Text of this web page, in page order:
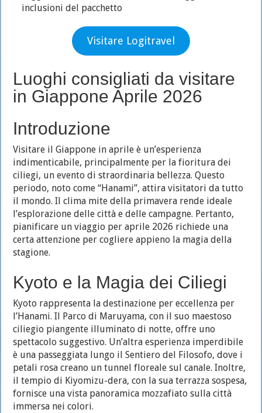
inclusioni del pacchetto
Visitare Logitravel
Luoghi consigliati da visitare
in Giappone Aprile 2026
Introduzione
Visitare il Giappone in aprile è un’esperienza
indimenticabile, principalmente per la fioritura dei
ciliegi, un evento di straordinaria bellezza. Questo
periodo, noto come “Hanami”, attira visitatori da tutto
il mondo. Il clima mite della primavera rende ideale
l’esplorazione delle città e delle campagne. Pertanto,
pianificare un viaggio per aprile 2026 richiede una
certa attenzione per cogliere appieno la magia della
stagione.
Kyoto e la Magia dei Ciliegi
Kyoto rappresenta la destinazione per eccellenza per
l’Hanami. Il Parco di Maruyama, con il suo maestoso
ciliegio piangente illuminato di notte, offre uno
spettacolo suggestivo. Un’altra esperienza imperdibile
è una passeggiata lungo il Sentiero del Filosofo, dove i
petali rosa creano un tunnel floreale sul canale. Inoltre,
il tempio di Kiyomizu-dera, con la sua terrazza sospesa,
fornisce una vista panoramica mozzafiato sulla città
immersa nei colori.